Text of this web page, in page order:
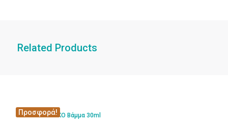
Related Products
Προσφορά!